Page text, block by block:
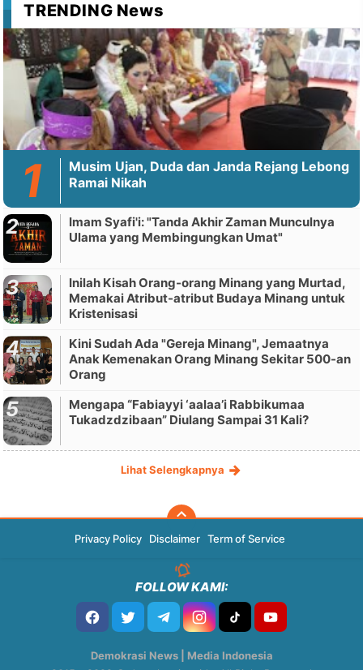
TRENDING News
Musim Ujan, Duda dan Janda Rejang Lebong
Ramai Nikah
Imam Syafi'i: "Tanda Akhir Zaman Munculnya
Ulama yang Membingungkan Umat"
Inilah Kisah Orang-orang Minang yang Murtad,
Memakai Atribut-atribut Budaya Minang untuk
Kristenisasi
Kini Sudah Ada "Gereja Minang", Jemaatnya
Anak Kemenakan Orang Minang Sekitar 500-an
Orang
Mengapa “Fabiayyi ‘aalaa’i Rabbikumaa
Tukadzdzibaan” Diulang Sampai 31 Kali?
Lihat Selengkapnya
Privacy Policy Disclaimer Term of Service
FOLLOW KAMI:
Demokrasi News | Media Indonesia